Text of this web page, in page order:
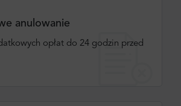
anulowanie
opłat do 24 godzin przed